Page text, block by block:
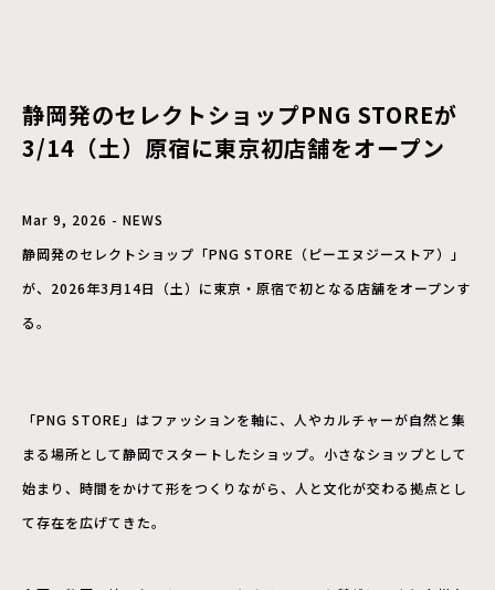
静岡発のセレクトショップPNG STOREが
3/14（土）原宿に東京初店舗をオープン
Mar 9, 2026 - NEWS
静岡発のセレクトショップ「PNG STORE（ピーエヌジーストア）」
が、2026年3月14日（土）に東京・原宿で初となる店舗をオープンす
る。
「PNG STORE」はファッションを軸に、人やカルチャーが自然と集
まる場所として静岡でスタートしたショップ。小さなショップとして
始まり、時間をかけて形をつくりながら、人と文化が交わる拠点とし
て存在を広げてきた。